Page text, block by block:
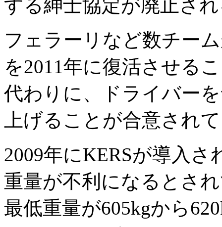
する紳士協定が廃止さ
フェラーリなど数チー
を2011年に復活させる
代わりに、ドライバー
上げることが合意され
2009年にKERSが導入
重量が不利になるとさ
最低重量が605kgから